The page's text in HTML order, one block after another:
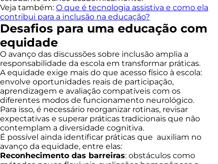
Veja também: O que é tecnologia assistiva e como ela
contribui para a inclusão na educação?
Desafios para uma educação com
equidade
O avanço das discussões sobre inclusão amplia a
responsabilidade da escola em transformar práticas.
A equidade exige mais do que acesso físico à escola:
envolve oportunidades reais de participação,
aprendizagem e avaliação compatíveis com os
diferentes modos de funcionamento neurológico.
Para isso, é necessário reorganizar rotinas, revisar
expectativas e superar práticas tradicionais que não
contemplam a diversidade cognitiva.
É possível ainda identificar práticas que auxiliam no
avanço da equidade, entre elas:
Reconhecimento das barreiras: obstáculos como